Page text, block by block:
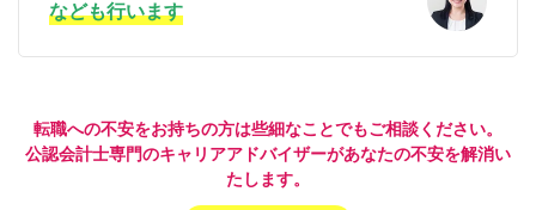
なども行います
転職への不安をお持ちの方は些細なことでもご相談ください。
公認会計士専門のキャリアアドバイザーがあなたの不安を解消い
たします。